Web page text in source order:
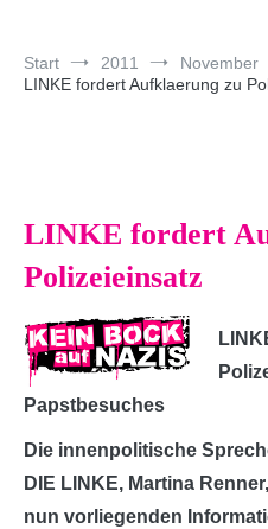
Start 2011 November
LINKE fordert Aufklaerung zu
LINKE fordert
Polizeieinsatz
Papstbesuches
Die innenpolitische
DIE LINKE, Martina
nun vorliegenden